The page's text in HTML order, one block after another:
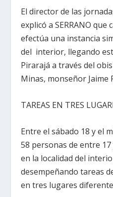
El director de las
explicó a SERRANO que
efectúa una instancia
del interior, llegando
Pirarajá a través del
Minas, monseñor Jaime
TAREAS EN TRES
Entre el sábado 18 y el
58 personas de entre
en la localidad del
desempeñando tareas
en tres lugares